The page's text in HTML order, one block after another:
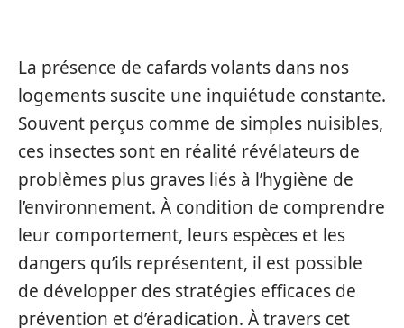
La présence de cafards volants dans nos
logements suscite une inquiétude constante.
Souvent perçus comme de simples nuisibles,
ces insectes sont en réalité révélateurs de
problèmes plus graves liés à l’hygiène de
l’environnement. À condition de comprendre
leur comportement, leurs espèces et les
dangers qu’ils représentent, il est possible
de développer des stratégies efficaces de
prévention et d’éradication. À travers cet